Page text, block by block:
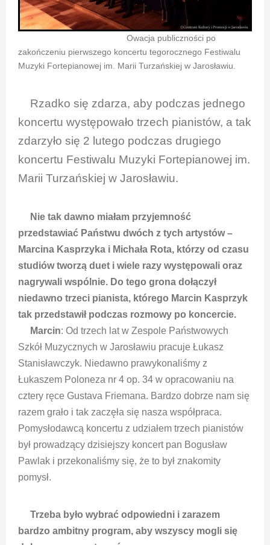
Owacja publiczności po
zakończeniu pierwszego koncertu tegorocznego Festiwalu
Muzyki Fortepianowej im. Marii Turzańskiej w Jarosławiu.
Rzadko się zdarza, aby podczas jednego
koncertu występowało trzech pianistów, a tak
zdarzyło się 2 lutego podczas drugiego
koncertu Festiwalu Muzyki Fortepianowej im.
Marii Turzańskiej w Jarosławiu.
Nie tak dawno miałam przyjemność
przedstawiać Państwu dwóch z tych artystów –
Marcina Kasprzyka i Michała Rota, którzy od czasu
studiów tworzą duet i wiele razy występowali oraz
nagrywali wspólnie. Do tego grona dołączył
niedawno trzeci pianista, którego Marcin Kasprzyk
tak przedstawił podczas rozmowy po koncercie.
Marcin: Od trzech lat w Zespole Państwowych
Szkół Muzycznych w Jarosławiu pracuje Łukasz
Stanisławczyk. Niedawno prawykonaliśmy z
Łukaszem Poloneza nr 4 op. 34 w opracowaniu na
cztery ręce Gustava Friemana. Bardzo dobrze nam się
razem grało i tak zaczęła się nasza współpraca.
Pomysłodawcą koncertu z udziałem trzech pianistów
był prowadzący dzisiejszy koncert pan Bogusław
Pawlak i przekonaliśmy się, że to był znakomity
pomysł.
Trzeba było wybrać odpowiedni i zarazem
bardzo ambitny program, aby wszyscy mogli się